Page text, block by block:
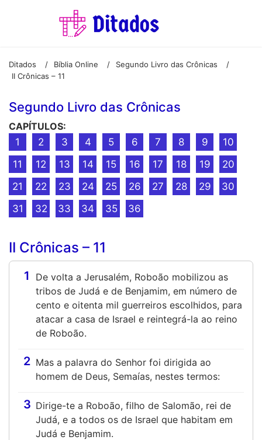
Ditados / Bíblia Online / Segundo Livro das Crônicas
/
II Crônicas – 11
Segundo Livro das Crônicas
CAPÍTULOS:
1
2 3 4 5 6 7 8 9
10
11
12 13 14 15 16 17 18 19
20
21
22 23 24 25 26 27 28 29
30
31
32 33 34 35 36
II Crônicas – 11
1
De volta a Jerusalém, Roboão mobilizou as
tribos de Judá e de Benjamim, em número de
cento e oitenta mil guerreiros escolhidos, para
atacar a casa de Israel e reintegrá-la ao reino
de Roboão.
2 Mas a palavra do Senhor foi dirigida ao
homem de Deus, Semaías, nestes termos:
3 Dirige-te a Roboão, filho de Salomão, rei de
Judá, e a todos os de Israel que habitam em
Judá e Benjamim.